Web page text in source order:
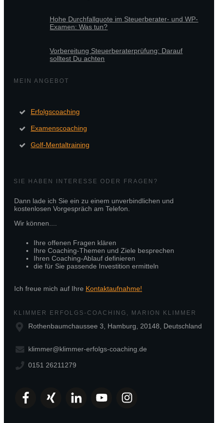
Hohe Durchfallquote im Steuerberater- und WP-
Examen: Was tun?
Vorbereitung Steuerberaterprüfung: Darauf
solltest Du achten
MEIN ANGEBOT
Erfolgscoaching
Examenscoaching
Golf-Mentaltraining
SIE HABEN INTERESSE ODER FRAGEN?
Dann lade ich Sie ein zu einem unverbindlichen und
kostenlosen Vorgespräch am Telefon.
Wir können....
Ihre offenen Fragen klären
Ihre Coaching-Themen und Ziele besprechen
Ihren Coaching-Ablauf definieren
die für Sie passende Investition ermitteln
Ich freue mich auf Ihre Kontaktaufnahme!
KLIMMER ERFOLGS-COACHING, MARION KLIMMER
Rothenbaumchaussee 3, Hamburg, 20148, Deutschland
klimmer@klimmer-erfolgs-coaching.de
0151 26211279